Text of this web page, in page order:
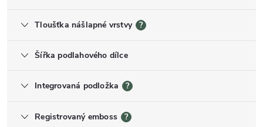
Tloušťka nášlapné vrstvy ?
Šířka podlahového dílce
Integrovaná podložka ?
Registrovaný emboss ?